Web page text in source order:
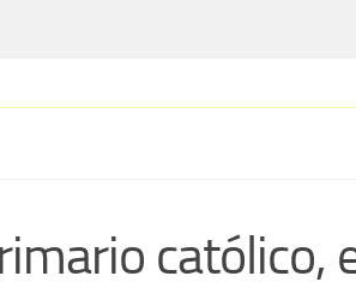
católico,